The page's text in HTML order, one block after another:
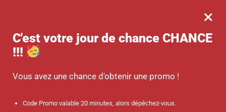
0
-10 % sur votre commande dès 45 € d’achat avec le code promo :
SANTÉ
×
C'est votre jour de chance CHANCE
!!!
Vous avez une chance d'obtenir une promo !
Code Promo valable 20 minutes, alors dépêchez-vous.